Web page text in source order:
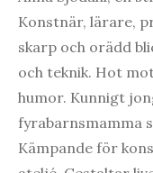
Konstnär, lärare,
skarp och orädd
och teknik. Hot
humor. Kunnigt
fyrabarnsmamma
Kämpande för